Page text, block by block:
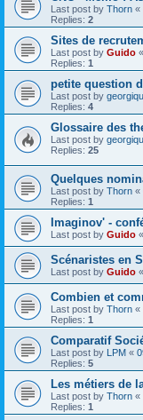
Last post by Thorn «
Replies: 2
Sites de
Last post by Guido «
Replies: 1
petite question
Last post by
Replies: 4
Glossaire des
Last post by
Replies: 25
Quelques
Last post by Thorn «
Replies: 1
Imaginov' -
Last post by Guido «
Scénaristes en
Last post by Guido «
Combien et
Last post by Thorn «
Replies: 1
Comparatif
Last post by LPM «
Replies: 5
Les métiers de
Last post by Thorn «
Replies: 1